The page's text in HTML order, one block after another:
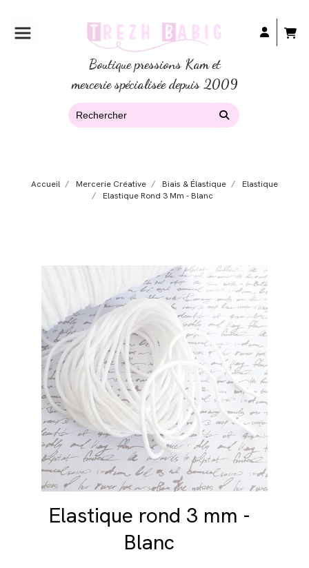
Boutique pressions Kam et
mercerie spécialisée depuis 2009
Accueil Mercerie Créative Biais & Élastique
Elastique
Elastique Rond 3 Mm - Blanc
Elastique rond 3 mm -
Blanc